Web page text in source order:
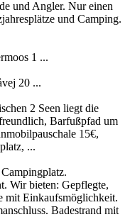
und Angler. Nur einen
und Camping.
1 ...
20 ...
2 Seen liegt die
Barfußpfad um
15€,
...
Wir bieten: Gepflegte,
mit Einkaufsmöglichkeit.
Badestrand mit